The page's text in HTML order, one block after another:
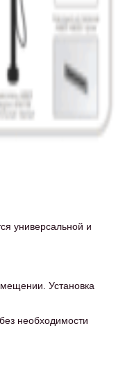
универсальной и
Установка
необходимости